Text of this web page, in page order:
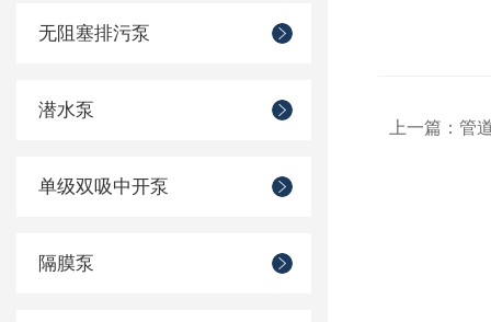
无阻塞排污泵
潜水泵
单级双吸中开泵
隔膜泵
上一篇： 管